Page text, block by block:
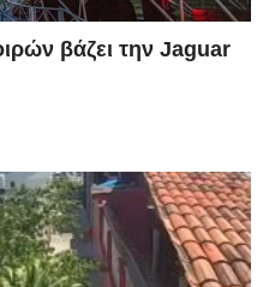
βάζει την Jaguar